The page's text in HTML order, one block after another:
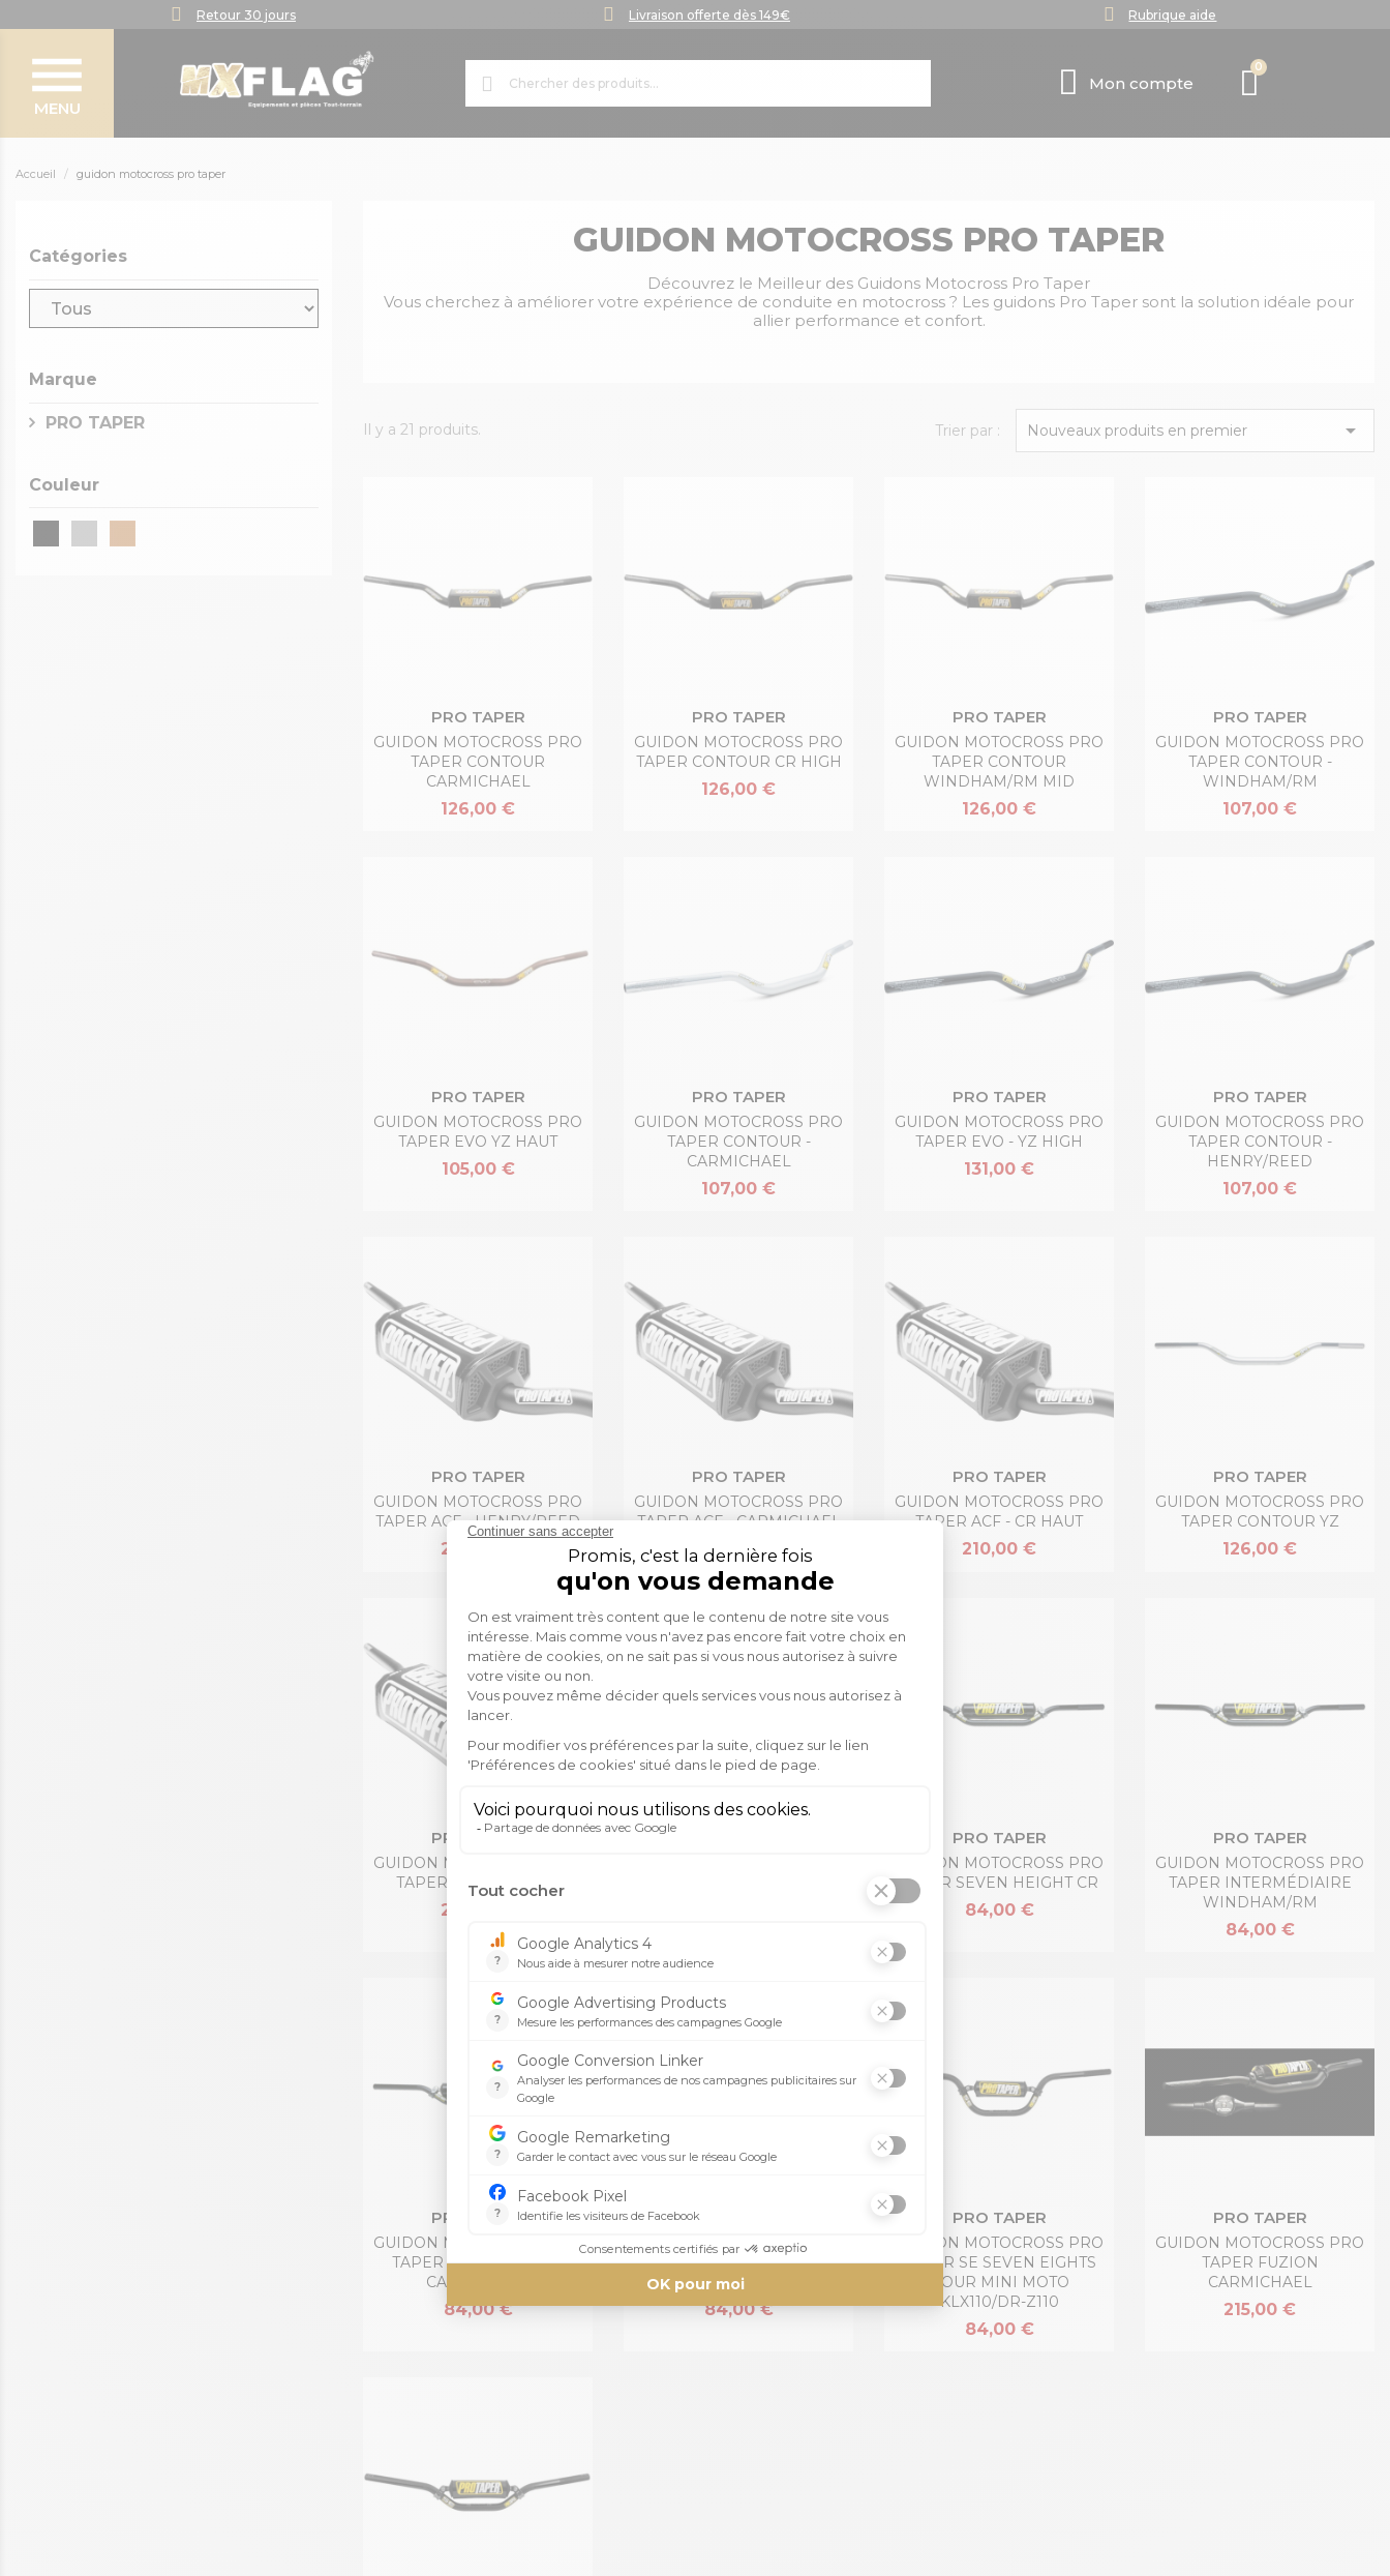
Retour 30 jours Livraison offerte dès 149€ Rubrique aide
MENU
Mon compte
Accueil guidon motocross pro taper
Catégories
Marque
PRO TAPER
Couleur
GUIDON MOTOCROSS PRO TAPER
Découvrez le Meilleur des Guidons Motocross Pro Taper
Vous cherchez à améliorer votre expérience de conduite en motocross ? Les guidons Pro Taper sont la solution idéale pour
allier performance et confort.
Il y a 21 produits. Trier par : Nouveaux produits en premier 
PRO TAPER
GUIDON MOTOCROSS PRO
TAPER CONTOUR
CARMICHAEL
126,00 €
PRO TAPER
GUIDON MOTOCROSS PRO
TAPER CONTOUR CR HIGH
126,00 €
PRO TAPER
GUIDON MOTOCROSS PRO
TAPER CONTOUR
WINDHAM/RM MID
126,00 €
PRO TAPER
GUIDON MOTOCROSS PRO
TAPER CONTOUR -
WINDHAM/RM
107,00 €
PRO TAPER
GUIDON MOTOCROSS PRO
TAPER EVO YZ HAUT
105,00 €
PRO TAPER
GUIDON MOTOCROSS PRO
TAPER CONTOUR -
CARMICHAEL
107,00 €
PRO TAPER
GUIDON MOTOCROSS PRO
TAPER EVO - YZ HIGH
131,00 €
PRO TAPER
GUIDON MOTOCROSS PRO
TAPER CONTOUR -
HENRY/REED
107,00 €
PRO TAPER
GUIDON MOTOCROSS PRO
TAPER ACF - HENRY/REED
210,00 €
PRO TAPER
GUIDON MOTOCROSS PRO
TAPER ACF - CARMICHAEL
210,00 €
PRO TAPER
GUIDON MOTOCROSS PRO
TAPER ACF - CR HAUT
210,00 €
PRO TAPER
GUIDON MOTOCROSS PRO
TAPER CONTOUR YZ
126,00 €
PRO TAPER
GUIDON MOTOCROSS PRO
TAPER ACF - SX RACE
210,00 €
PRO TAPER
GUIDON MOTOCROSS PRO
TAPER SEVEN HEIGHT CR
84,00 €
PRO TAPER
GUIDON MOTOCROSS PRO
TAPER INTERMÉDIAIRE
WINDHAM/RM
84,00 €
PRO TAPER
GUIDON MOTOCROSS PRO
TAPER SEVEN HEIGHT
CARMICHAEL
84,00 €
PRO TAPER
GUIDON MOTOCROSS
RAPTOR À SEPT HAUTEURS
PRO TAPER
84,00 €
PRO TAPER
GUIDON MOTOCROSS PRO
TAPER SE SEVEN EIGHTS
POUR MINI MOTO
KLX110/DR-Z110
84,00 €
PRO TAPER
GUIDON MOTOCROSS PRO
TAPER FUZION
CARMICHAEL
215,00 €